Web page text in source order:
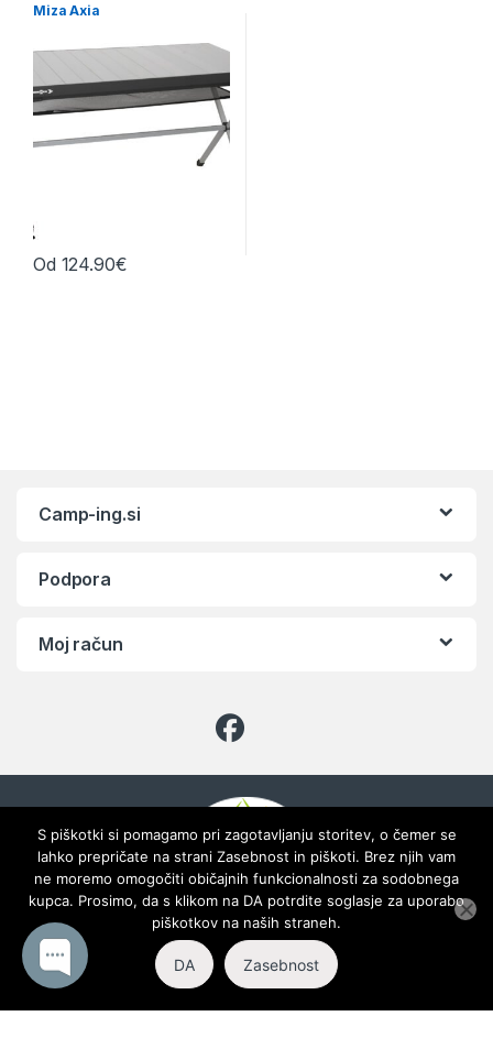
Miza Axia
Od 124.90€
Camp-ing.si
Podpora
Moj račun
Imate vprašanje ? Pokličite
nas!
031 330 550 ali 01
721 45 88
S piškotki si pomagamo pri zagotavljanju storitev, o čemer se
lahko prepričate na strani Zasebnost in piškoti. Brez njih vam
ne moremo omogočiti običajnih funkcionalnosti za sodobnega
kupca. Prosimo, da s klikom na DA potrdite soglasje za uporabo
piškotkov na naših straneh.
DA Zasebnost